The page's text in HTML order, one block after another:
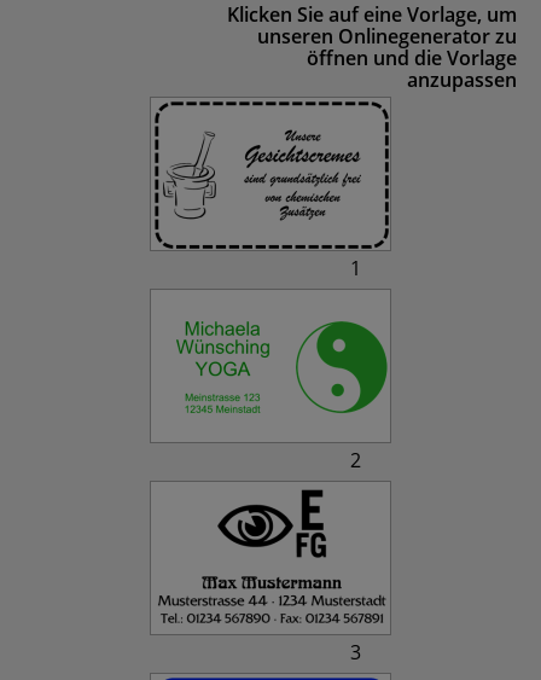
Klicken Sie auf eine Vorlage, um
unseren Onlinegenerator zu
öffnen und die Vorlage
anzupassen
1
2
3